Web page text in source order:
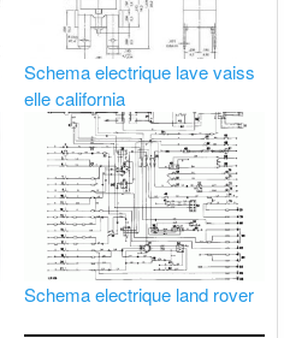
Schema electrique lave vaiss
elle california
Schema electrique land rover